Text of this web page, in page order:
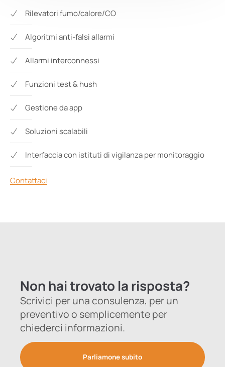
Rilevatori fumo/calore/CO
Algoritmi anti-falsi allarmi
Allarmi interconnessi
Funzioni test & hush
Gestione da app
Soluzioni scalabili
Interfaccia con istituti di vigilanza per monitoraggio
Contattaci
Non hai trovato la risposta?
Scrivici per una consulenza, per un
preventivo o semplicemente per
chiederci informazioni.
Parliamone subito